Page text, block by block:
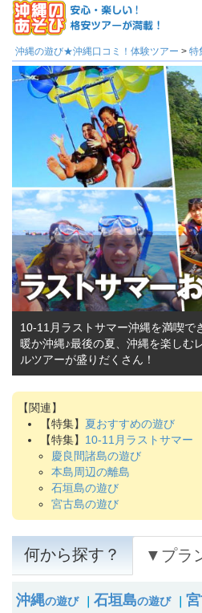
沖縄の遊び★沖縄口コミ！体験ツアー > 特
10-11月ラストサマー沖縄を満喫で
暖か沖縄♪最後の夏、沖縄を楽しむ
ルツアーが盛りだくさん！
【特集】 夏おすすめの遊び
【特集】 10-11月ラストサマー
慶良間諸島の遊び
本島周辺の離島
石垣島の遊び
宮古島の遊び
何から探す？ ▼プラ
沖縄の遊び 石垣島の遊び